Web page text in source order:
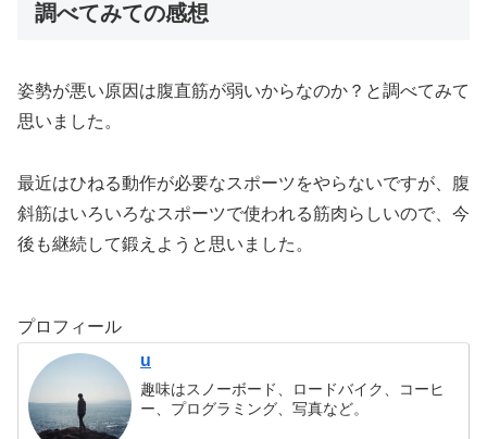
調べてみての感想
姿勢が悪い原因は腹直筋が弱いからなのか？と調べてみて
思いました。
最近はひねる動作が必要なスポーツをやらないですが、腹
斜筋はいろいろなスポーツで使われる筋肉らしいので、今
後も継続して鍛えようと思いました。
プロフィール
u
趣味はスノーボード、ロードバイク、コーヒ
ー、プログラミング、写真など。